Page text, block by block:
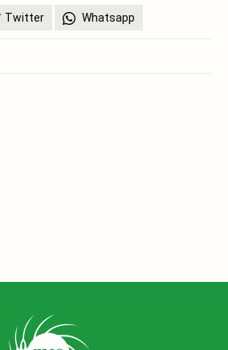
Twitter Whatsapp